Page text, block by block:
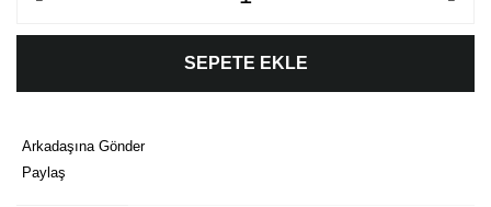
SEPETE EKLE
Arkadaşına Gönder
Paylaş